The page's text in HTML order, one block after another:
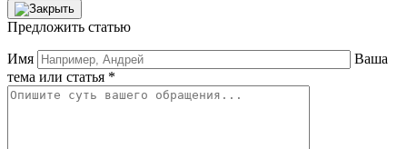
Предложить статью
Имя
Ваша
тема или статья *